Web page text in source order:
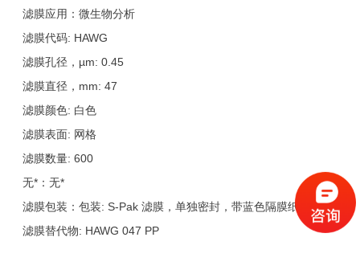
滤膜应用：微生物分析
滤膜代码: HAWG
滤膜孔径，µm: 0.45
滤膜直径，mm: 47
滤膜颜色: 白色
滤膜表面: 网格
滤膜数量: 600
无*：无*
滤膜包装：包装: S-Pak 滤膜，单独密封，带蓝色隔膜纸，无*
滤膜替代物: HAWG 047 PP